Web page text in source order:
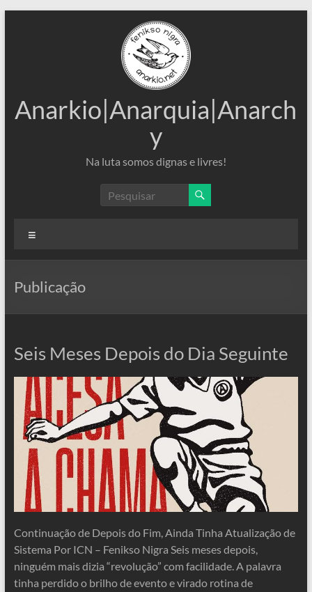
Anarkio|Anarquia|Anarch
y
Na luta somos dignas e livres!
Publicação
Seis Meses Depois do Dia Seguinte
Continuação de Depois do Fim, Ainda Tinha Atualização de
Sistema Por ICN – Fenikso Nigra Seis meses depois,
ninguém mais dizia “revolução” com facilidade. A palavra
tinha perdido o brilho de evento e virado rotina de